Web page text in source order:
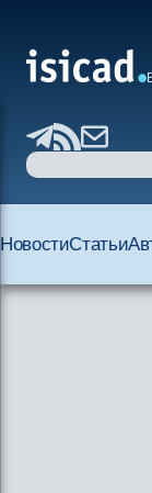
НовостиСтатьи